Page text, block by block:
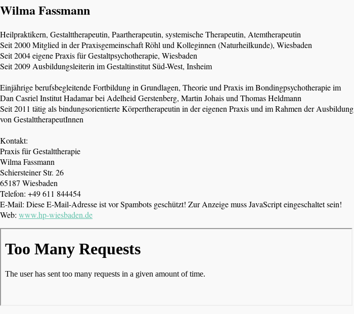
Wilma Fassmann
Heilpraktikern, Gestalttherapeutin, Paartherapeutin, systemische Therapeutin, Atemtherapeutin
Seit 2000 Mitglied in der Praxisgemeinschaft Röhl und Kolleginnen (Naturheilkunde), Wiesbaden
Seit 2004 eigene Praxis für Gestaltpsychotherapie, Wiesbaden
Seit 2009 Ausbildungsleiterin im Gestaltinstitut Süd-West, Insheim
Einjährige berufsbegleitende Fortbildung in Grundlagen, Theorie und Praxis im Bondingpsychotherapie im
Dan Casriel Institut Hadamar bei Adelheid Gerstenberg, Martin Johais und Thomas Heldmann
Seit 2011 tätig als bindungsorientierte Körpertherapeutin in der eigenen Praxis und im Rahmen der Ausbildung
von GestalttherapeutInnen
Kontakt:
Praxis für Gestalttherapie
Wilma Fassmann
Schiersteiner Str. 26
65187 Wiesbaden
Telefon: +49 611 844454
E-Mail: Diese E-Mail-Adresse ist vor Spambots geschützt! Zur Anzeige muss JavaScript eingeschaltet sein!
Web: www.hp-wiesbaden.de